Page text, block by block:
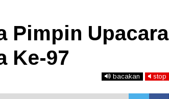
Pimpin Upacara
Ke-97
bacakan stop